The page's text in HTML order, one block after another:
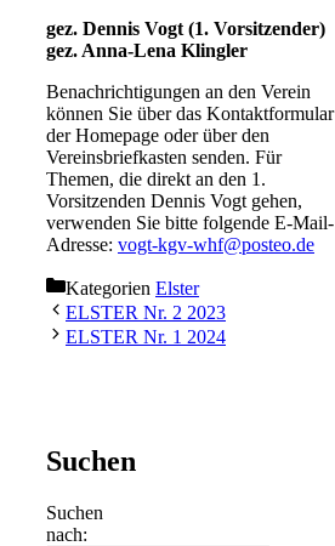
gez. Dennis Vogt (1. Vorsitzender)
gez. Anna-Lena Klingler
Benachrichtigungen an den Verein
können Sie über das Kontaktformular
der Homepage oder über den
Vereinsbriefkasten senden. Für
Themen, die direkt an den 1.
Vorsitzenden Dennis Vogt gehen,
verwenden Sie bitte folgende E-Mail-
Adresse: vogt-kgv-whf@posteo.de
Kategorien Elster
ELSTER Nr. 2 2023
ELSTER Nr. 1 2024
Suchen
Suchen
nach: